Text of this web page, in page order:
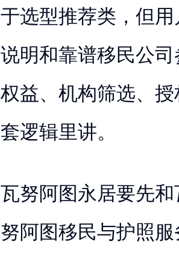
于选型推荐类，但
说明和靠谱移民公司
权益、机构筛选、
套逻辑里讲。
瓦努阿图永居要先
努阿图移民与护照